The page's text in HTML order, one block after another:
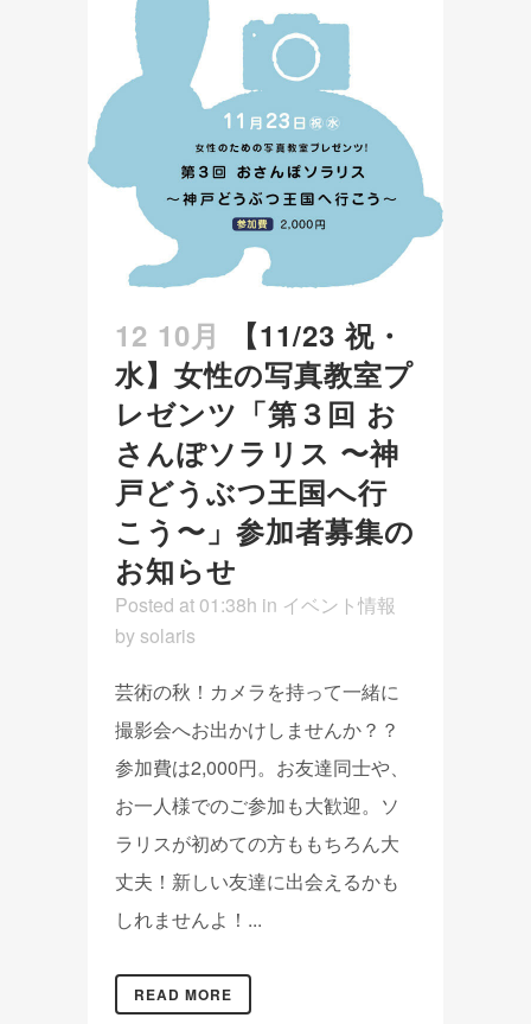
12 10月
【11/23 祝・
水】女性の写真教室プ
レゼンツ「第３回 お
さんぽソラリス 〜神
戸どうぶつ王国へ行
こう〜」参加者募集の
お知らせ
Posted at 01:38h in イベント情報
by solaris
芸術の秋！カメラを持って一緒に
撮影会へお出かけしませんか？？
参加費は2,000円。お友達同士や、
お一人様でのご参加も大歓迎。ソ
ラリスが初めての方ももちろん大
丈夫！新しい友達に出会えるかも
しれませんよ！...
READ MORE